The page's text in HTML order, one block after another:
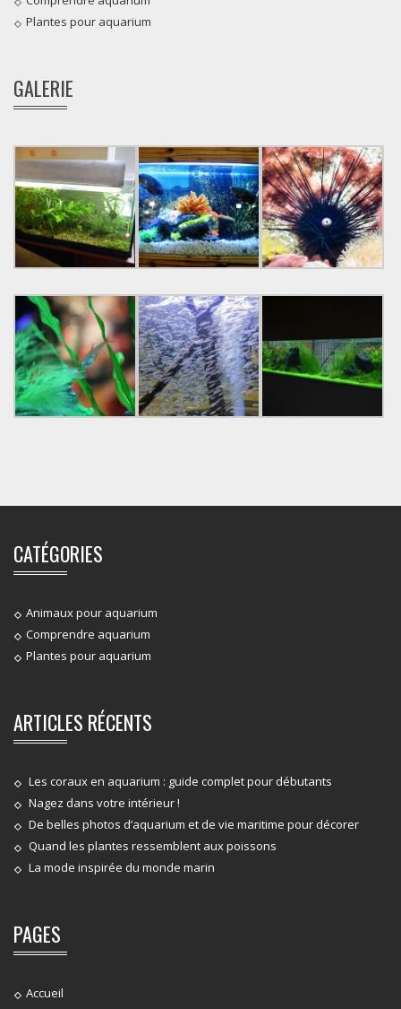
Plantes pour aquarium
GALERIE
CATÉGORIES
Animaux pour aquarium
Comprendre aquarium
Plantes pour aquarium
ARTICLES RÉCENTS
Les coraux en aquarium : guide complet pour débutants
Nagez dans votre intérieur !
De belles photos d’aquarium et de vie maritime pour décorer
Quand les plantes ressemblent aux poissons
La mode inspirée du monde marin
PAGES
Accueil